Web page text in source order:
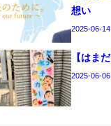
想い
2025-06-14
【はま
2025-06-06